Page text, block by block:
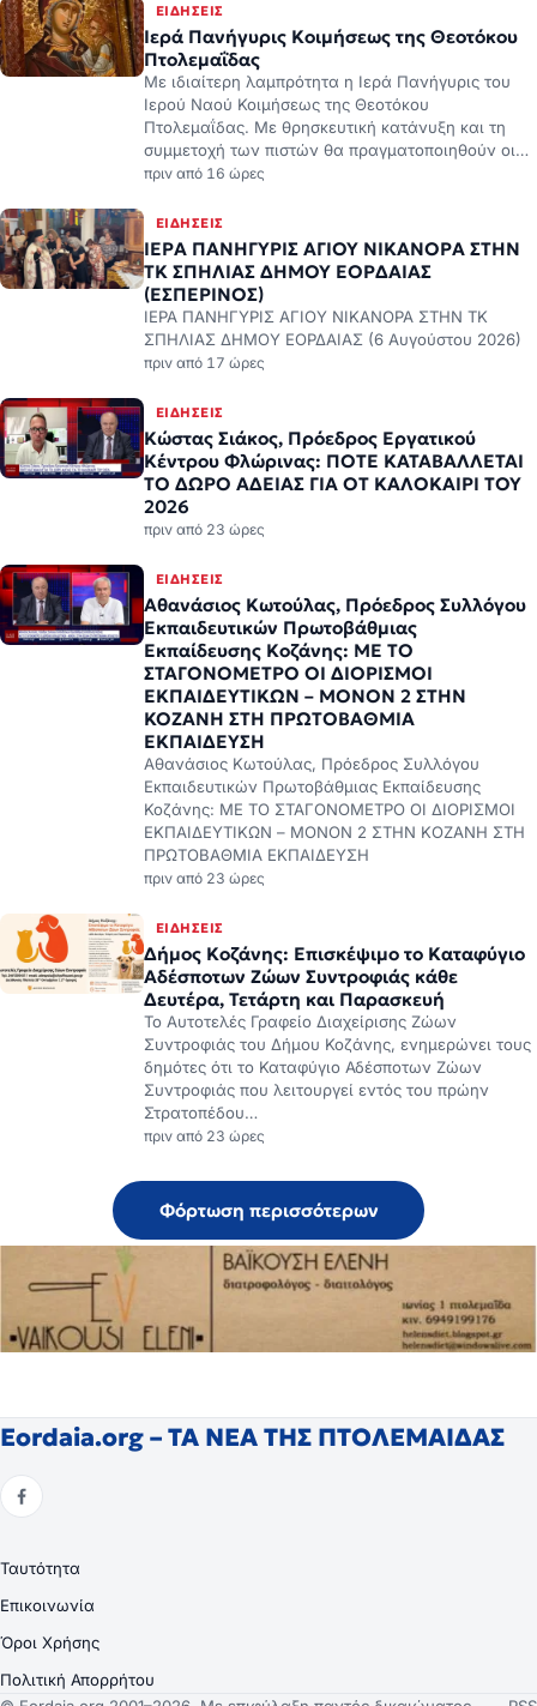
ΕΙΔΉΣΕΙΣ
Ιερά Πανήγυρις Κοιμήσεως της Θεοτόκου
Πτολεμαΐδας
Με ιδιαίτερη λαμπρότητα η Ιερά Πανήγυρις του
Ιερού Ναού Κοιμήσεως της Θεοτόκου
Πτολεμαΐδας. Με θρησκευτική κατάνυξη και τη
συμμετοχή των πιστών θα πραγματοποιηθούν οι…
πριν από 16 ώρες
ΕΙΔΉΣΕΙΣ
ΙΕΡΑ ΠΑΝΗΓΥΡΙΣ ΑΓΙΟΥ ΝΙΚΑΝΟΡΑ ΣΤΗΝ
ΤΚ ΣΠΗΛΙΑΣ ΔΗΜΟΥ ΕΟΡΔΑΙΑΣ
(ΕΣΠΕΡΙΝΟΣ)
ΙΕΡΑ ΠΑΝΗΓΥΡΙΣ ΑΓΙΟΥ ΝΙΚΑΝΟΡΑ ΣΤΗΝ ΤΚ
ΣΠΗΛΙΑΣ ΔΗΜΟΥ ΕΟΡΔΑΙΑΣ (6 Αυγούστου 2026)
πριν από 17 ώρες
ΕΙΔΉΣΕΙΣ
Κώστας Σιάκος, Πρόεδρος Εργατικού
Κέντρου Φλώρινας: ΠΟΤΕ ΚΑΤΑΒΑΛΛΕΤΑΙ
ΤΟ ΔΩΡΟ ΑΔΕΙΑΣ ΓΙΑ ΟΤ ΚΑΛΟΚΑΙΡΙ ΤΟΥ
2026
πριν από 23 ώρες
ΕΙΔΉΣΕΙΣ
Αθανάσιος Κωτούλας, Πρόεδρος Συλλόγου
Εκπαιδευτικών Πρωτοβάθμιας
Εκπαίδευσης Κοζάνης: ΜΕ ΤΟ
ΣΤΑΓΟΝΟΜΕΤΡΟ ΟΙ ΔΙΟΡΙΣΜΟΙ
ΕΚΠΑΙΔΕΥΤΙΚΩΝ – ΜΟΝΟΝ 2 ΣΤΗΝ
ΚΟΖΑΝΗ ΣΤΗ ΠΡΩΤΟΒΑΘΜΙΑ
ΕΚΠΑΙΔΕΥΣΗ
Αθανάσιος Κωτούλας, Πρόεδρος Συλλόγου
Εκπαιδευτικών Πρωτοβάθμιας Εκπαίδευσης
Κοζάνης: ΜΕ ΤΟ ΣΤΑΓΟΝΟΜΕΤΡΟ ΟΙ ΔΙΟΡΙΣΜΟΙ
ΕΚΠΑΙΔΕΥΤΙΚΩΝ – ΜΟΝΟΝ 2 ΣΤΗΝ ΚΟΖΑΝΗ ΣΤΗ
ΠΡΩΤΟΒΑΘΜΙΑ ΕΚΠΑΙΔΕΥΣΗ
πριν από 23 ώρες
ΕΙΔΉΣΕΙΣ
Δήμος Κοζάνης: Επισκέψιμο το Καταφύγιο
Αδέσποτων Ζώων Συντροφιάς κάθε
Δευτέρα, Τετάρτη και Παρασκευή
Το Αυτοτελές Γραφείο Διαχείρισης Ζώων
Συντροφιάς του Δήμου Κοζάνης, ενημερώνει τους
δημότες ότι το Καταφύγιο Αδέσποτων Ζώων
Συντροφιάς που λειτουργεί εντός του πρώην
Στρατοπέδου…
πριν από 23 ώρες
Φόρτωση περισσότερων
Eordaia.org – ΤΑ ΝΕΑ ΤΗΣ ΠΤΟΛΕΜΑΙΔΑΣ
Ταυτότητα
Επικοινωνία
Όροι Χρήσης
Πολιτική Απορρήτου